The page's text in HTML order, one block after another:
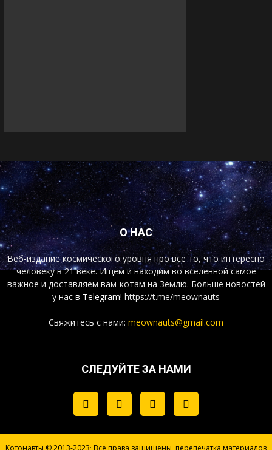
О НАС
Веб-издание космического уровня про все то, что интересно
человеку в 21 веке. Ищем и находим во вселенной самое
важное и доставляем вам-котам на Землю. Больше новостей
у нас в Telegram! https://t.me/meownauts
Свяжитесь с нами: meownauts@gmail.com
СЛЕДУЙТЕ ЗА НАМИ